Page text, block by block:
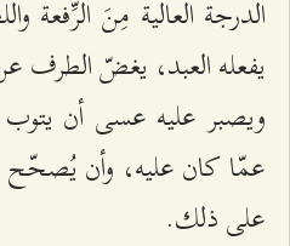
الدرجة العالية مِنَ
يفعله العبد، يغضّ الطرف
ويصبر عليه عسى أن يتوب
عمّا كان عليه، وأن يُصحّح
على ذلك.